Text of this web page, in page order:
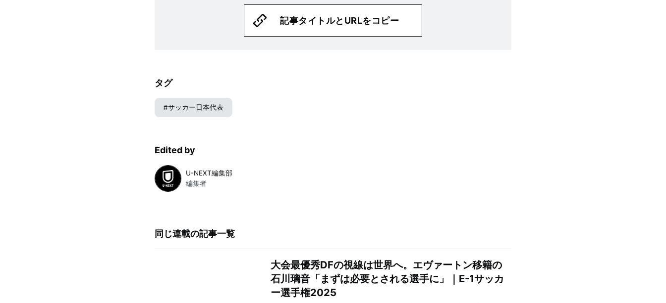
記事タイトルとURLをコピー
タグ
#サッカー日本代表
Edited by
U-NEXT編集部
編集者
同じ連載の記事一覧
大会最優秀DFの視線は世界へ。エヴァートン移籍の
石川璃音「まずは必要とされる選手に」｜E-1サッカ
ー選手権2025